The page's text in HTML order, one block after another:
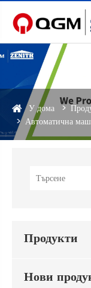
У дома
Автоматична
Продукти
Нови